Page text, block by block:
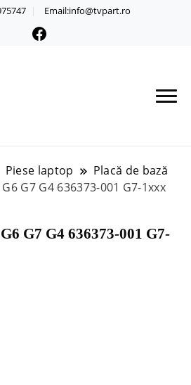
Email:info@tvpart.ro
Piese laptop
Placă de bază
G7 G4 636373-001 G7-1xxx
G7 G4 636373-001 G7-